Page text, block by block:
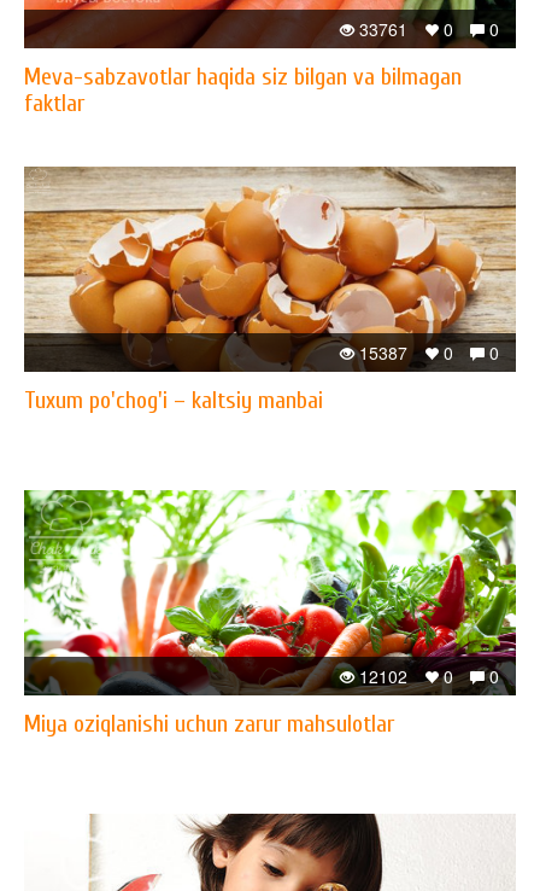
0
0
33761
Meva-sabzavotlar haqida siz bilgan va bilmagan
faktlar
0
0
15387
Tuxum po'chog'i – kaltsiy manbai
0
0
12102
Miya oziqlanishi uchun zarur mahsulotlar